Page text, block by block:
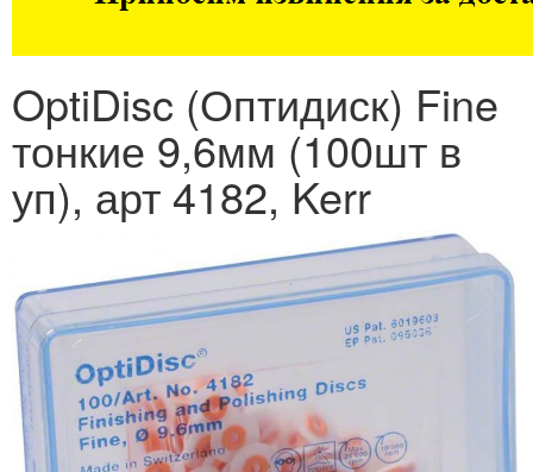
OptiDisc (Оптидиск) Fine
тонкие 9,6мм (100шт в
уп), арт 4182, Kerr